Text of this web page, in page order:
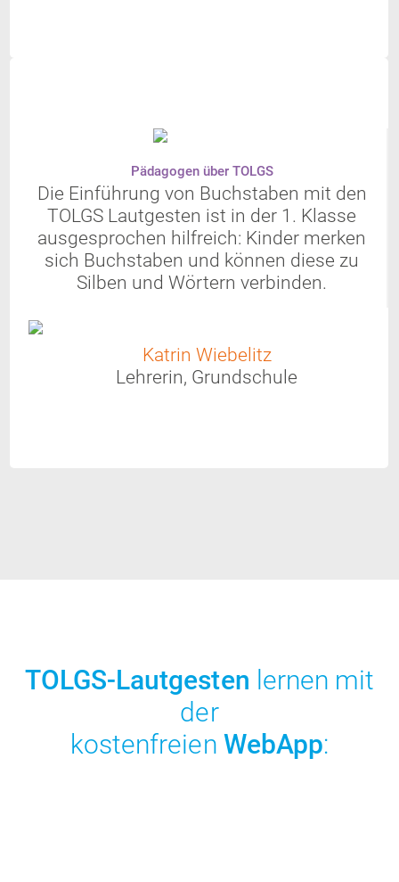
Pädagogen über TOLGS
Die Einführung von Buchstaben mit den
TOLGS Lautgesten ist in der 1. Klasse
ausgesprochen hilfreich: Kinder merken
sich Buchstaben und können diese zu
Silben und Wörtern verbinden.
Katrin Wiebelitz
Lehrerin, Grundschule
TOLGS-Lautgesten lernen mit
der
kostenfreien WebApp: